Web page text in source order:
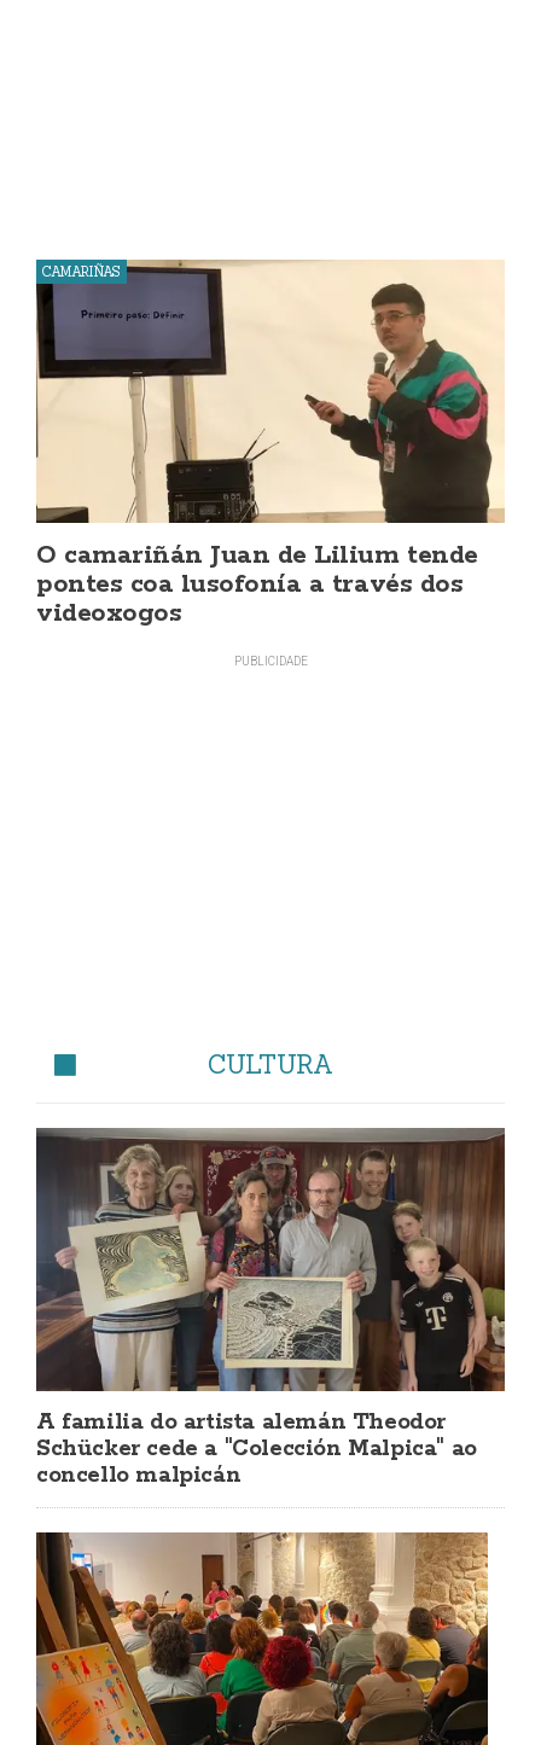
CAMARIÑAS
O camariñán Juan de Lilium tende
pontes coa lusofonía a través dos
videoxogos
CULTURA
A familia do artista alemán Theodor
Schücker cede a "Colección Malpica" ao
concello malpicán